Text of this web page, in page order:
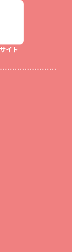
イト